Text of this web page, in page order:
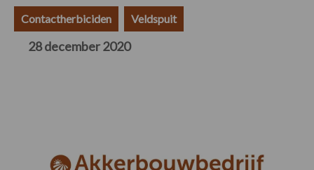
Contactherbiciden Veldspuit
28 december 2020